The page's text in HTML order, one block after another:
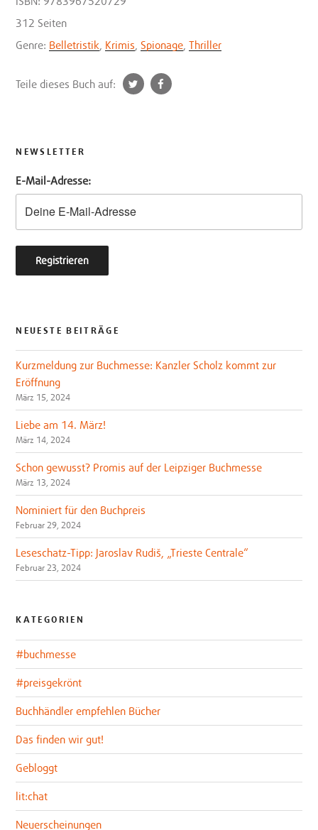
312 Seiten
Genre: Belletristik Krimis Spionage ,Thriller
Teile dieses Buch auf:
t
NEWSLETTER
E-Mail-Adresse:
NEUESTE BEITRÄGE
Kurzmeldung zur Buchmesse: Kanzler Scholz kommt zur
Eröffnung
März 15, 2024
Liebe am 14. März!
März 14, 2024
Schon gewusst? Promis auf der Leipziger Buchmesse
März 13, 2024
Nominiert für den Buchpreis
Februar 29, 2024
Leseschatz-Tipp: Jaroslav Rudiš, „Trieste Centrale“
Februar 23, 2024
KATEGORIEN
#buchmesse
#preisgekrönt
Buchhändler empfehlen Bücher
Das finden wir gut!
Gebloggt
lit:chat
Neuerscheinungen